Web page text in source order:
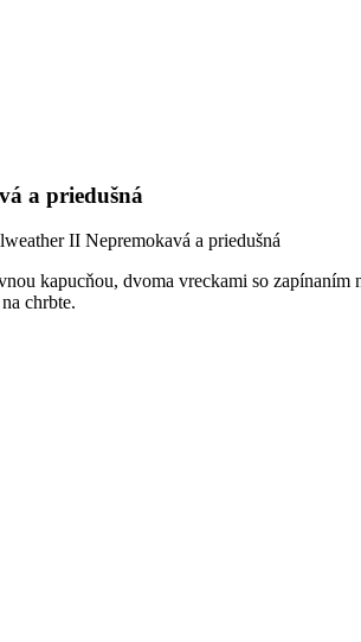
a priedušná
II Nepremokavá a priedušná
kapucňou, dvoma vreckami so
chrbte.